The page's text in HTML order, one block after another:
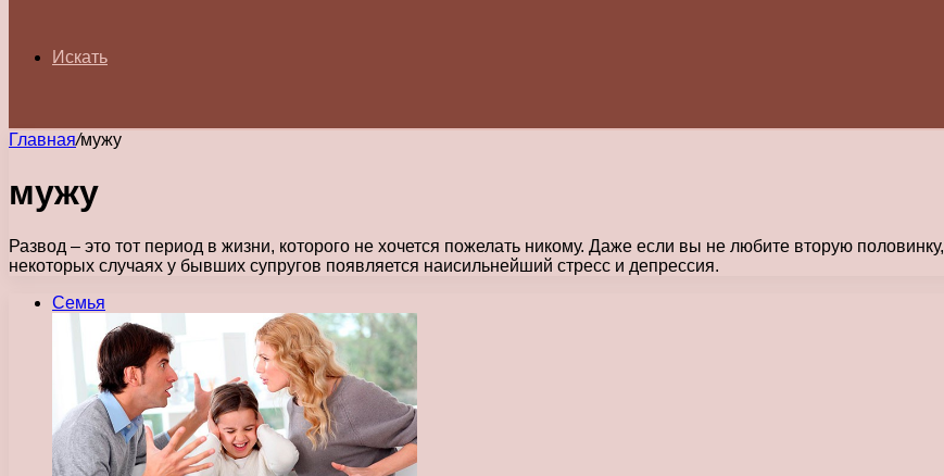
Искать
Главная/мужу
мужу
Развод – это тот период в жизни, которого не хочется пожелать никому. Даже если вы не любите вторую
некоторых случаях у бывших супругов появляется наисильнейший стресс и депрессия.
Семья